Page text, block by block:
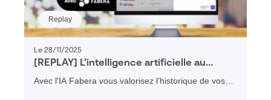
Replay
Le 28/11/2025
[REPLAY] L’intelligence artificielle au
service du chiffrage industriel avec Fabera
Avec l'IA Fabera vous valorisez l’historique de vos